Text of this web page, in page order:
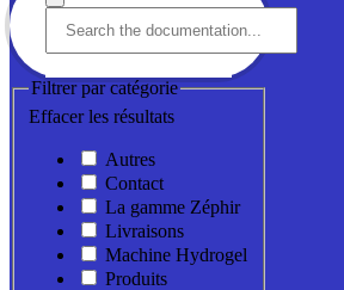
Filtrer par catégorie
Effacer les résultats
Autres
Contact
La gamme Zéphir
Livraisons
Machine Hydrogel
Produits